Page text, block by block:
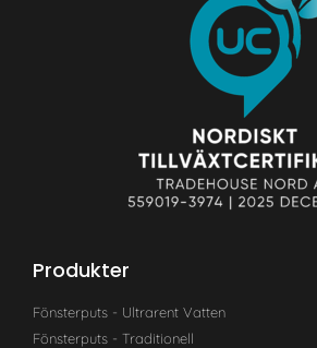
Produkter
Fönsterputs - Ultrarent Vatten
Fönsterputs - Traditionell